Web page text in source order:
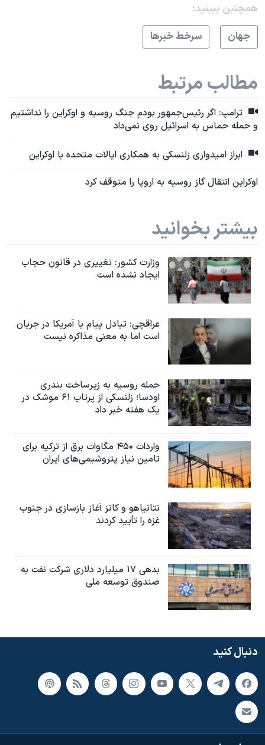
همچنبن ببینید:
جهان
سرخط خبرها
مطالب مرتبط
ترامپ: اگر رئیس‌جمهور بودم جنگ روسیه و اوکراین را نداشتیم
و حمله حماس به اسرائیل روی نمی‌داد
ابراز امیدواری زلنسکی به همکاری ایالات متحده با اوکراین
اوکراین انتقال گاز روسیه به اروپا را متوقف کرد
بیشتر بخوانید
وزارت کشور: تغییری در قانون حجاب
ایجاد نشده است
عراقچی: تبادل پیام با آمریکا در جریان
است اما به معنی مذاکره نیست
حمله روسیه به زیرساخت بندری
اودسا؛ زلنسکی از پرتاب ۶۱ موشک در
یک هفته خبر داد
واردات ۴۵۰ مگاوات برق از ترکیه برای
تامین نیاز پتروشیمی‌های ایران
نتانیاهو و کاتز آغاز بازسازی در جنوب
غزه را تأیید کردند
بدهی ۱۷ میلیارد دلاری شرکت نفت به
صندوق توسعه ملی
دنبال کنید